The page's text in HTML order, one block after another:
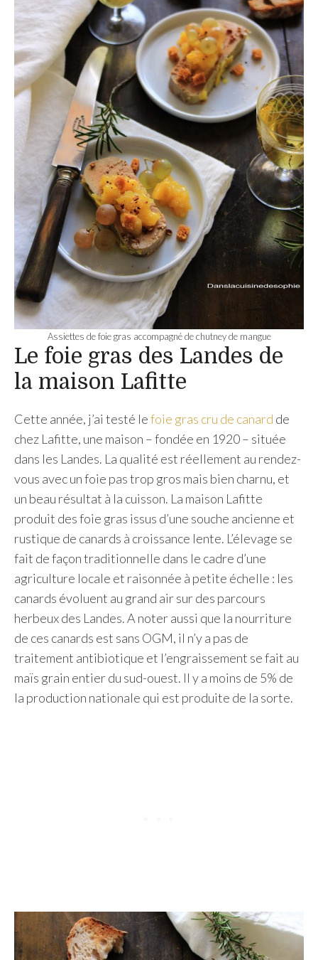
Assiettes de foie gras accompagné de chutney de mangue
Le foie gras des Landes de
la maison Lafitte
Cette année, j’ai testé lefoie gras cru de canard de
chez Lafitte, une maison – fondée en 1920 – située
dans les Landes. La qualité est réellement au rendez-
vous avec un foie pas trop gros mais bien charnu, et
un beau résultat à la cuisson. La maison Lafitte
produit des foie gras issus d’une souche ancienne et
rustique de canards à croissance lente. L’élevage se
fait de façon traditionnelle dans le cadre d’une
agriculture locale et raisonnée à petite échelle : les
canards évoluent au grand air sur des parcours
herbeux des Landes. A noter aussi que la nourriture
de ces canards est sans OGM, il n’y a pas de
traitement antibiotique et l’engraissement se fait au
maïs grain entier du sud-ouest. Il y a moins de 5% de
la production nationale qui est produite de la sorte.